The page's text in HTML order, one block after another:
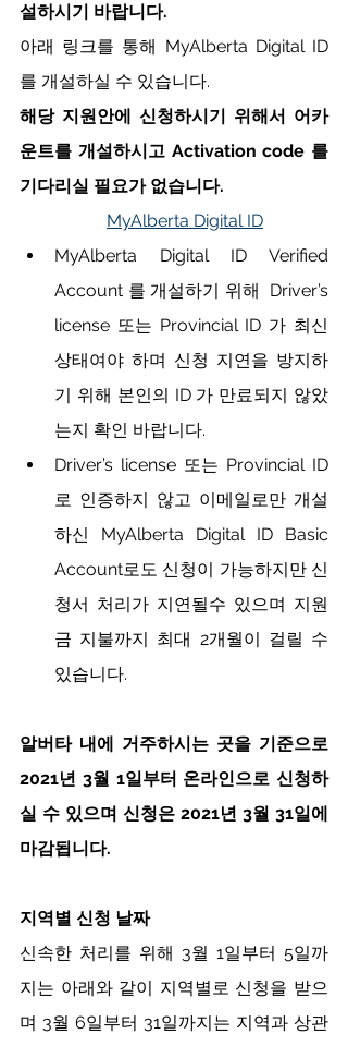
설하시기 바랍니다.
아래 링크를 통해 MyAlberta Digital ID
를 개설하실 수 있습니다.
해당 지원안에 신청하시기 위해서 어카
운트를 개설하시고 Activation code 를
기다리실 필요가 없습니다.
MyAlberta Digital ID
MyAlberta Digital ID Verified
Account 를 개설하기 위해  Driver’s
license 또는 Provincial ID 가 최신
상태여야 하며 신청 지연을 방지하
기 위해 본인의 ID 가 만료되지 않았
는지 확인 바랍니다.
Driver’s license 또는 Provincial ID
로 인증하지 않고 이메일로만 개설
하신 MyAlberta Digital ID Basic
Account로도 신청이 가능하지만 신
청서 처리가 지연될수 있으며 지원
금 지불까지 최대 2개월이 걸릴 수
있습니다.
알버타 내에 거주하시는 곳을 기준으로
2021년 3월 1일부터 온라인으로 신청하
실 수 있으며 신청은 2021년 3월 31일에
마감됩니다.
지역별 신청 날짜
신속한 처리를 위해 3월 1일부터 5일까
지는 아래와 같이 지역별로 신청을 받으
며 3월 6일부터 31일까지는 지역과 상관